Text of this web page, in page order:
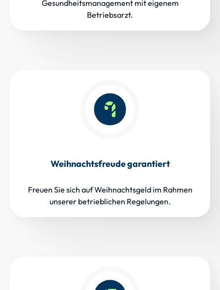
Gesundheitsmanagement mit eigenem
Betriebsarzt.
Weihnachtsfreude garantiert
Freuen Sie sich auf Weihnachtsgeld im Rahmen
unserer betrieblichen Regelungen.